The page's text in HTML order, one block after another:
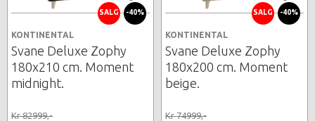
SALG -40%
KONTINENTAL
Svane Deluxe Zophy
180x210 cm. Moment
midnight.
Kr 82999,-
SALG -40%
KONTINENTAL
Svane Deluxe Zophy
180x200 cm. Moment
beige.
Kr 74999,-